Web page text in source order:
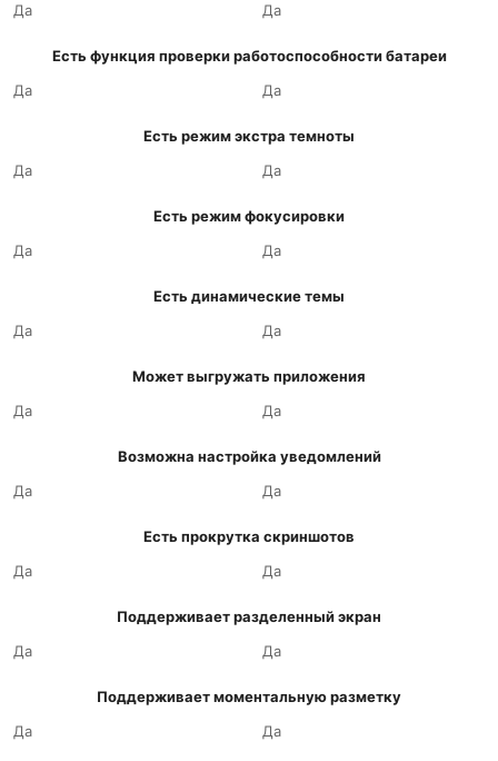
Да
Да
Есть функция проверки работоспособности батареи
Да
Да
Есть режим экстра темноты
Да
Да
Есть режим фокусировки
Да
Да
Есть динамические темы
Да
Да
Может выгружать приложения
Да
Да
Возможна настройка уведомлений
Да
Да
Есть прокрутка скриншотов
Да
Да
Поддерживает разделенный экран
Да
Да
Поддерживает моментальную разметку
Да
Да